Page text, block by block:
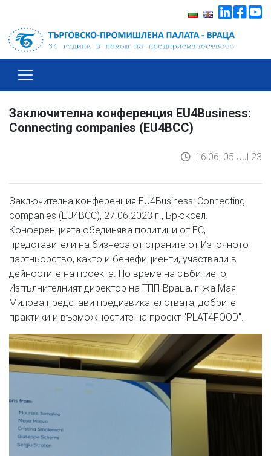
Заключителна конференция EU4Business:
Connecting companies (EU4BCC)
16:06, 05 Jul 23
Заключителна конференция EU4Business: Connecting
companies (EU4BCC), 27.06.2023 г., Брюксел.
Конференцията обединява политици от ЕС,
представители на бизнеса от страните от Източното
партньорство, както и бенефициенти, участвали в
дейностите на проекта. По време на събитието,
Изпълнителният директор на ТПП-Враца, г-жа Мая
Милова представи предизвикателствата, добрите
практики и възможностите на проект "PLAT4FOOD".